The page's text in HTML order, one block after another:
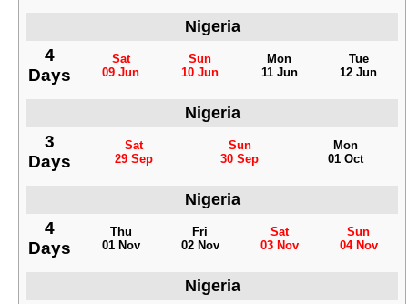
Nigeria
4
Days
Sat
09 Jun
Sun
10 Jun
Mon
11 Jun
Tue
12 Jun
Nigeria
3
Days
Sat
29 Sep
Sun
30 Sep
Mon
01 Oct
Nigeria
4
Days
Thu
01 Nov
Fri
02 Nov
Sat
03 Nov
Sun
04 Nov
Nigeria